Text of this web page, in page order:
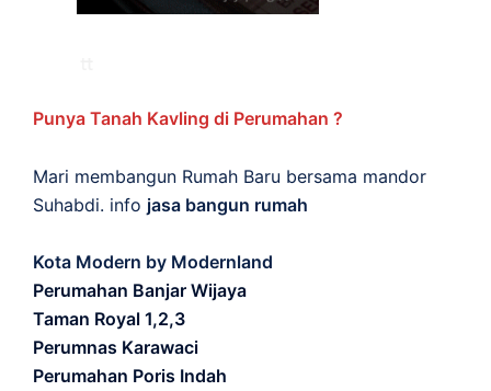
Punya Tanah Kavling di Perumahan ?
Mari membangun Rumah Baru bersama mandor
Suhabdi. info jasa bangun rumah
Kota Modern by Modernland
Perumahan Banjar Wijaya
Taman Royal 1,2,3
Perumnas Karawaci
Perumahan Poris Indah